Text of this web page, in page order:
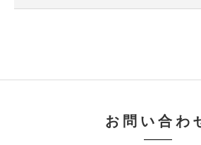
お問い合わ